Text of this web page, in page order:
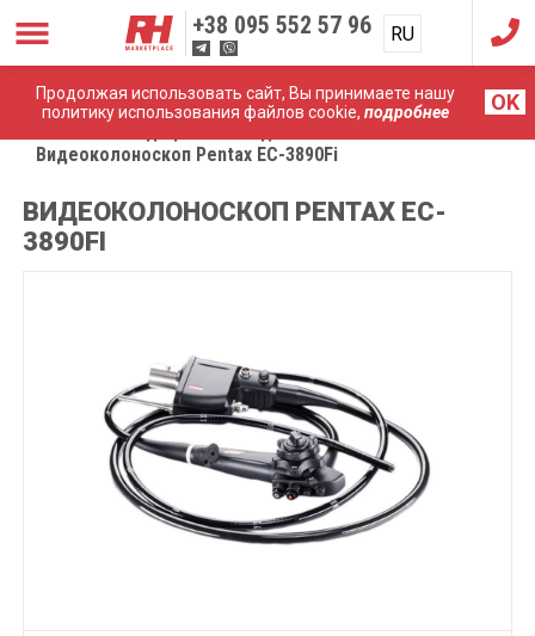
Продолжая использовать сайт, Вы принимаете нашу
политику использования файлов cookie, подробнее OK
+38 095 552 57 96 RU
UA
Видеоколоноскоп Pentax EC-3890Fi
ВИДЕОКОЛОНОСКОП PENTAX EC-
3890FI